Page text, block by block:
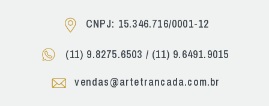
CNPJ: 15.346.716/0001-12
(11) 9.8275.6503 / (11) 9.6491.9015
vendas@artetrancada.com.br